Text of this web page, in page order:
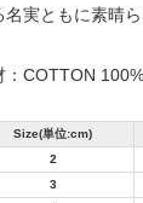
名実ともに素晴
：COTTON 100%
Size(単位:cm)
2
3